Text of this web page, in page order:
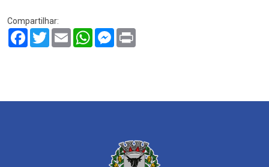
Compartilhar:
Facebook
TwitterEmail WhatsAppMessenger